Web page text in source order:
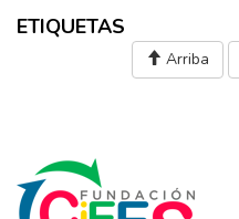
ETIQUETAS
Arriba